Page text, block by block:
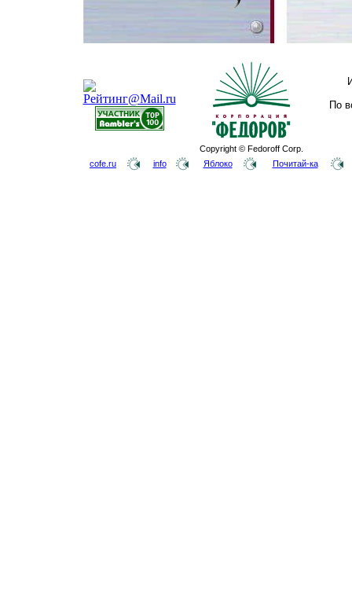
Copyright © Fedoroff Corp.
По
cofe.ru info Яблоко Почитай-ка